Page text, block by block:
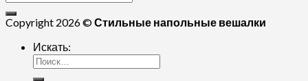
Copyright 2026 ©Стильные напольные вешалки
Искать: